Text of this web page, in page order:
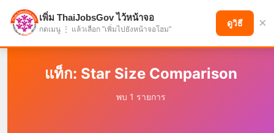
แบ่งปันโอกาส เพื่ออนาคตที่ก้าวหน้า
แท็ก: Star Size Comparison
พบ 1 รายการ
เพิ่ม ThaiJobsGov ไว้หน้าจอ
กดเมนู ⋮ แล้วเลือก "เพิ่มไปยังหน้าจอโฮม"
ดูวิธี ×